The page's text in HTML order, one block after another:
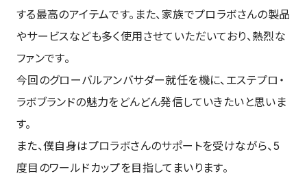
する最高のアイテムです。また、家族でプロラボさんの製品
やサービスなども多く使用させていただいており、熱烈な
ファンです。
今回のグローバルアンバサダー就任を機に、エステプロ・
ラボブランドの魅力をどんどん発信していきたいと思いま
す。
また、僕自身はプロラボさんのサポートを受けながら、5
度目のワールドカップを目指してまいります。